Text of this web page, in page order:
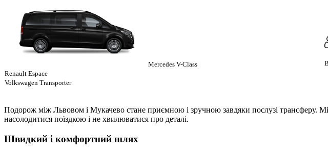
Mercedes V-Class
Renault Espace
Volkswagen Transporter
Подорож між Львовом і Мукачево стане приємною і зручною завдяки послузі трансферу.
насолодитися поїздкою і не хвилюватися про деталі.
Швидкий і комфортний шлях